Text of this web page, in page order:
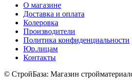
О магазине
Доставка и оплата
Колеровка
Производители
Политика конфиденциальности
Юр.лицам
Контакты
© СтройБаза: Магазин